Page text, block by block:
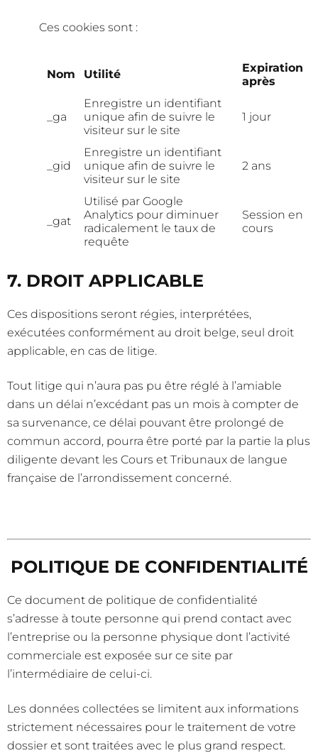
Ces cookies sont :
Nom Utilité
Expiration
après
_ga
Enregistre un identifiant
unique afin de suivre le
visiteur sur le site
1 jour
_gid
Enregistre un identifiant
unique afin de suivre le
visiteur sur le site
2 ans
_gat
Utilisé par Google
Analytics pour diminuer
radicalement le taux de
requête
Session en
cours
7. DROIT APPLICABLE
Ces dispositions seront régies, interprétées,
exécutées conformément au droit belge, seul droit
applicable, en cas de litige.
Tout litige qui n’aura pas pu être réglé à l’amiable
dans un délai n’excédant pas un mois à compter de
sa survenance, ce délai pouvant être prolongé de
commun accord, pourra être porté par la partie la plus
diligente devant les Cours et Tribunaux de langue
française de l’arrondissement concerné.
POLITIQUE DE CONFIDENTIALITÉ
Ce document de politique de confidentialité
s’adresse à toute personne qui prend contact avec
l’entreprise ou la personne physique dont l’activité
commerciale est exposée sur ce site par
l’intermédiaire de celui-ci.
Les données collectées se limitent aux informations
strictement nécessaires pour le traitement de votre
dossier et sont traitées avec le plus grand respect.